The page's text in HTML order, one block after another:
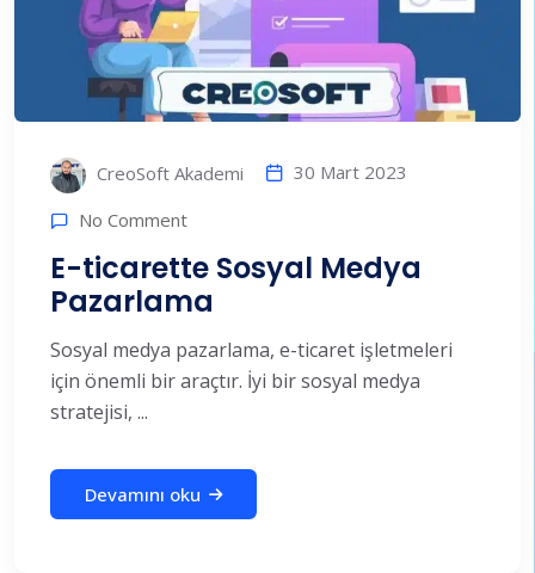
CreoSoft Akademi 30 Mart 2023
No Comment
E-ticarette Sosyal Medya
Pazarlama
Sosyal medya pazarlama, e-ticaret işletmeleri
için önemli bir araçtır. İyi bir sosyal medya
stratejisi, ...
Devamını oku